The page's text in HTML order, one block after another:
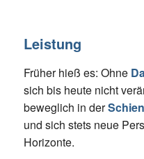
Leistung
Früher hieß es: Ohne
sich bis heute nicht
beweglich in der
und sich stets neue
Horizonte.